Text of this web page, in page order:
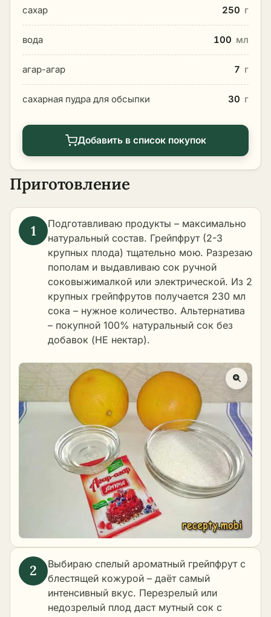
сахар 250 г
вода 100 мл
агар-агар 7 г
сахарная пудра для обсыпки 30 г
Добавить в список покупок
Приготовление
Подготавливаю продукты – максимально
натуральный состав. Грейпфрут (2-3
крупных плода) тщательно мою. Разрезаю
пополам и выдавливаю сок ручной
соковыжималкой или электрической. Из 2
крупных грейпфрутов получается 230 мл
сока – нужное количество. Альтернатива
– покупной 100% натуральный сок без
добавок (НЕ нектар).
Выбираю спелый ароматный грейпфрут с
блестящей кожурой – даёт самый
интенсивный вкус. Перезрелый или
недозрелый плод даст мутный сок с